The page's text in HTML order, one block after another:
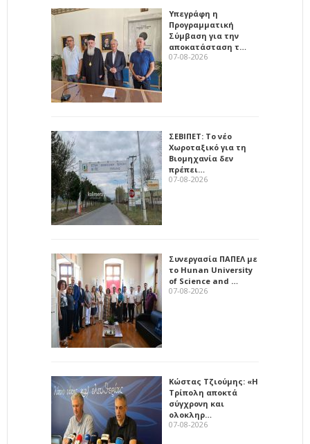
Υπεγράφη η
Προγραμματική
Σύμβαση για την
αποκατάσταση τ…
07-08-2026
ΣΕΒΙΠΕΤ: Το νέο
Χωροταξικό για τη
Βιομηχανία δεν
πρέπει…
07-08-2026
Συνεργασία ΠΑΠΕΛ με
το Hunan University
of Science and …
07-08-2026
Κώστας Τζιούμης: «Η
Τρίπολη αποκτά
σύγχρονη και
ολοκληρ…
07-08-2026